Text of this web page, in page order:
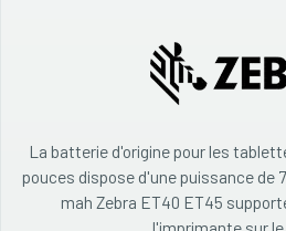
La batterie d'origine pour les
pouces dispose d'une puissance de
mah Zebra ET40 ET45